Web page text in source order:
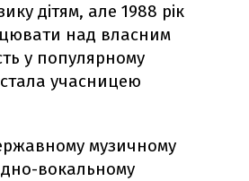
дітям, але 1988 рік
над власним
у популярному
учасницею
музичному
вокальному